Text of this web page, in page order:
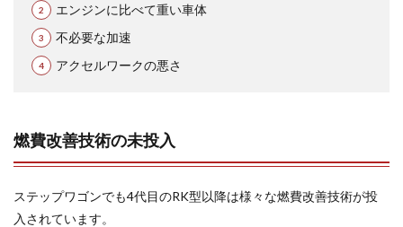
エンジンに比べて重い車体
不必要な加速
アクセルワークの悪さ
燃費改善技術の未投入
ステップワゴンでも4代目のRK型以降は様々な燃費改善技術が投
入されています。